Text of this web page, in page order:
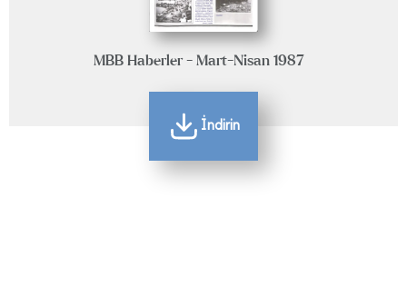
MBB Haberler - Mart-Nisan 1987
İndirin